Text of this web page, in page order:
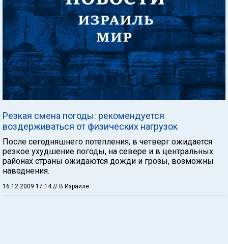
Резкая смена погоды: рекомендуется
воздерживаться от физических нагрузок
После сегодняшнего потепления, в четверг ожидается
резкое ухудшение погоды, на севере и в центральных
районах страны ожидаются дожди и грозы, возможны
наводнения.
16.12.2009 17:14// В Израиле